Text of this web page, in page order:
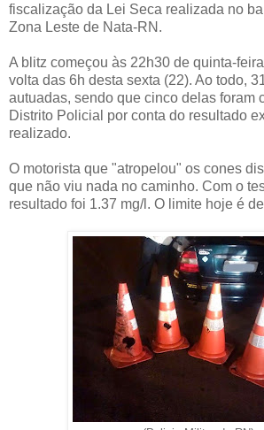
fiscalização da Lei Seca realizada no
Zona Leste de Nata-RN .
A blitz começou às 22h30 de quinta-
volta das 6h desta sexta (22). Ao todo,
autuadas, sendo que cinco delas foram
Distrito Policial por conta do resultado
realizado.
O motorista que "atropelou" os cones
que não viu nada no caminho. Com o
resultado foi 1.37 mg/l. O limite hoje é